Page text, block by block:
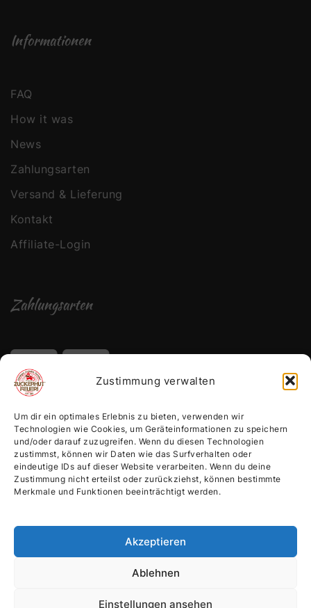
Zustimmung verwalten
Um dir ein optimales Erlebnis zu bieten, verwenden wir
Technologien wie Cookies, um Geräteinformationen zu speichern
und/oder darauf zuzugreifen. Wenn du diesen Technologien
zustimmst, können wir Daten wie das Surfverhalten oder
eindeutige IDs auf dieser Website verarbeiten. Wenn du deine
Zustimmung nicht erteilst oder zurückziehst, können bestimmte
Merkmale und Funktionen beeinträchtigt werden.
Akzeptieren
Ablehnen
Einstellungen ansehen
Informationen
FAQ
How it was
News
Zahlungsarten
Versand & Lieferung
Kontakt
Affiliate-Login
Zahlungsarten